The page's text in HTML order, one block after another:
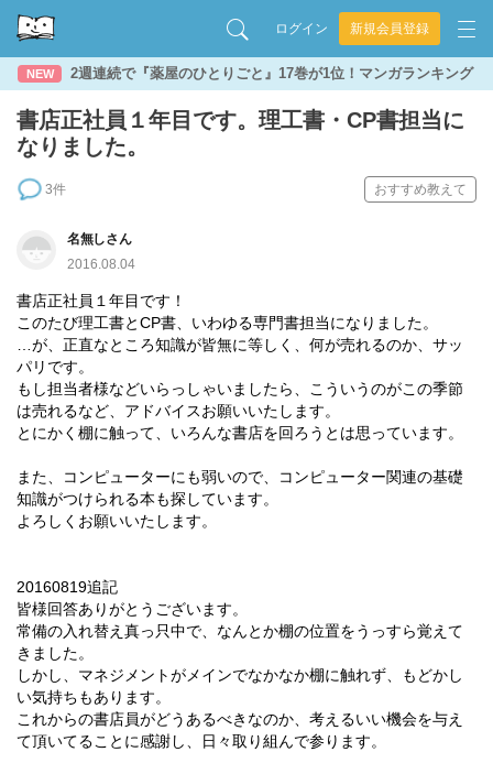
ログイン 新規会員登録
NEW 2週連続で『薬屋のひとりごと』17巻が1位！マンガランキング
書店正社員１年目です。理工書・CP書担当に
なりました。
3件 おすすめ教えて
名無しさん
2016.08.04
書店正社員１年目です！
このたび理工書とCP書、いわゆる専門書担当になりました。
…が、正直なところ知識が皆無に等しく、何が売れるのか、サッ
パリです。
もし担当者様などいらっしゃいましたら、こういうのがこの季節
は売れるなど、アドバイスお願いいたします。
とにかく棚に触って、いろんな書店を回ろうとは思っています。
また、コンピューターにも弱いので、コンピューター関連の基礎
知識がつけられる本も探しています。
よろしくお願いいたします。
20160819追記
皆様回答ありがとうございます。
常備の入れ替え真っ只中で、なんとか棚の位置をうっすら覚えて
きました。
しかし、マネジメントがメインでなかなか棚に触れず、もどかし
い気持ちもあります。
これからの書店員がどうあるべきなのか、考えるいい機会を与え
て頂いてることに感謝し、日々取り組んで参ります。